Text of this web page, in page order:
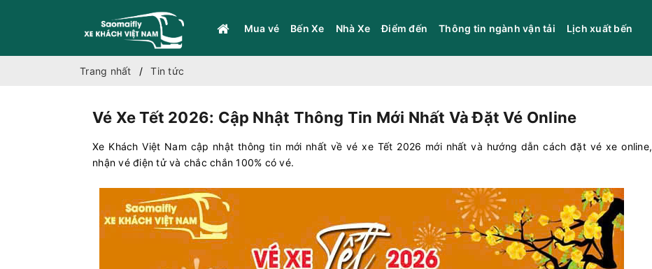
Mua vé Bến Xe Nhà Xe Điểm đến Thông tin ngành vận tải Lịch xuất bến
Trang nhất Tin tức
Vé Xe Tết 2026: Cập Nhật Thông Tin Mới Nhất Và Đặt Vé Online
Xe Khách Việt Nam cập nhật thông tin mới nhất về vé xe Tết 2026 mới nhất và hướng dẫn cách đặt vé xe online,
nhận vé điện tử và chắc chắn 100% có vé.